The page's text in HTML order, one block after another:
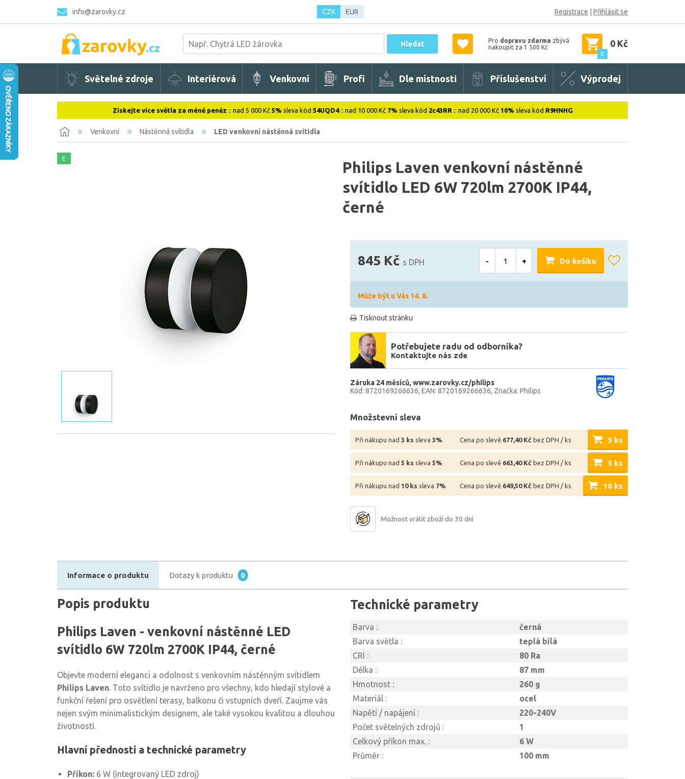
info@zarovky.cz CZK EUR Registrace Přihlásit se
Hledat Pro dopravu zdarma zbývá
nakoupit za 1 500 Kč
0
0 Kč
Světelné zdroje Interiérová Venkovní Profi Dle místnosti Příslušenství Výprodej
Získejte více světla za méně peněz :: nad 5 000 Kč 5% sleva kód 54UQD4:: nad 10 000 Kč 7% sleva kód 2c43RR :: nad 20 000 Kč 10% sleva kód R9HNHG
Venkovní Nástěnná svítidla LED venkovní nástěnná svítidla
Philips Laven venkovní nástěnné
svítidlo LED 6W 720lm 2700K IP44,
černé
E
845 Kč s DPH - + Do košíku
Může být u Vás 14. 8.
Tisknout stránku
Potřebujete radu od odborníka?
Kontaktujte nás zde
Záruka 24 měsíců www.zarovky.cz/philips
Kód: 8720169266636 EAN: 8720169266636 Značka: Philips
Množstevní sleva
Při nákupu nad 3 ks sleva 3% Cena po slevě 677,40 Kč bez DPH / ks 3 ks
Při nákupu nad 5 ks sleva 5% Cena po slevě 663,40 Kč bez DPH / ks 5 ks
Při nákupu nad 10 ks sleva 7% Cena po slevě 649,50 Kč bez DPH / ks 10 ks
Možnost vrátit zboží do 30 dní
Informace o produktu Dotazy k produktu 0
Popis produktu
Philips Laven - venkovní nástěnné LED
svítidlo 6W 720lm 2700K IP44, černé
Objevte moderní eleganci a odolnost s venkovním nástěnným svítidlem
Philips Laven. Toto svítidlo je navrženo pro všechny, kdo hledají stylové a
funkční řešení pro osvětlení terasy, balkonu či vstupních dveří. Zaujme vás
nejen svým minimalistickým designem, ale také vysokou kvalitou a dlouhou
životností.
Hlavní přednosti a technické parametry
Příkon: 6 W (integrovaný LED zdroj)
Technické parametry
Barva :
černá
Barva světla :
teplá bílá
CRI :
80 Ra
Délka :
87 mm
Hmotnost :
260 g
Materiál :
ocel
Napětí / napájení :
220-240V
Počet světelných zdrojů :
1
Celkový příkon max. :
6 W
Průměr :
100 mm